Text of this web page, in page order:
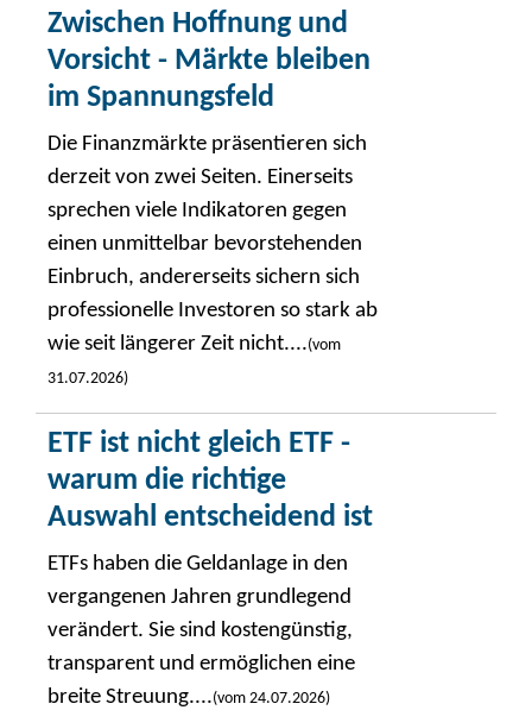
Zwischen Hoffnung und
Vorsicht - Märkte bleiben
im Spannungsfeld
Die Finanzmärkte präsentieren sich
derzeit von zwei Seiten. Einerseits
sprechen viele Indikatoren gegen
einen unmittelbar bevorstehenden
Einbruch, andererseits sichern sich
professionelle Investoren so stark ab
wie seit längerer Zeit nicht....(vom
31.07.2026)
ETF ist nicht gleich ETF -
warum die richtige
Auswahl entscheidend ist
ETFs haben die Geldanlage in den
vergangenen Jahren grundlegend
verändert. Sie sind kostengünstig,
transparent und ermöglichen eine
breite Streuung....(vom 24.07.2026)